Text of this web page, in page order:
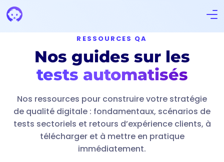
RESSOURCES QA
Nos guides sur les
tests automatisés
Nos ressources pour construire votre stratégie
de qualité digitale : fondamentaux, scénarios de
tests sectoriels et retours d’expérience clients, à
télécharger et à mettre en pratique
immédiatement.